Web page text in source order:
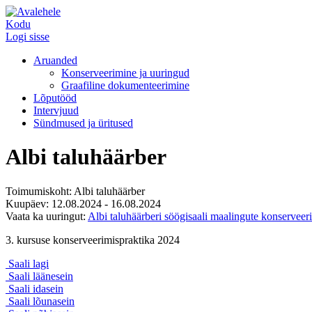
Kodu
Logi sisse
Aruanded
Konserveerimine ja uuringud
Graafiline dokumenteerimine
Lõputööd
Intervjuud
Sündmused ja üritused
Albi taluhäärber
Toimumiskoht: Albi taluhäärber
Kuupäev: 12.08.2024 - 16.08.2024
Vaata ka uuringut: Albi taluhäärberi söögisaali maalingute
3. kursuse konserveerimispraktika 2024
Saali lagi
Saali läänesein
Saali idasein
Saali lõunasein